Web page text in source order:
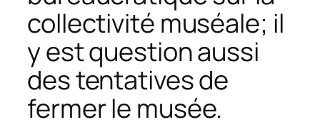
collectivité muséale; il
y est question aussi
des tentatives de
fermer le musée.